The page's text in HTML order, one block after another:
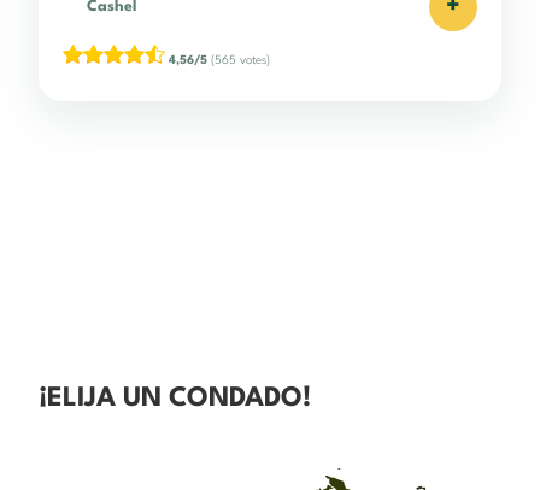
Cashel +
4,56/5 (565 votes)
¡ELIJA UN CONDADO!